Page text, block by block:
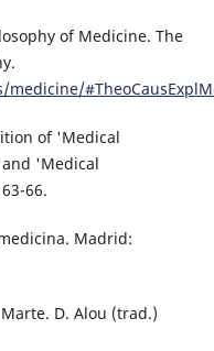
of Medicine. The
of 'Medical
'Medical
66.
Madrid:
D. Alou (trad.)